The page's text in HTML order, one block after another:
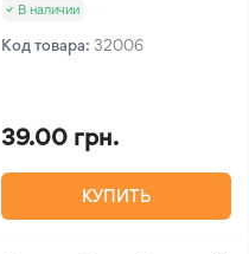
В наличии
Код товара: 32006
39.00 грн.
КУПИТЬ